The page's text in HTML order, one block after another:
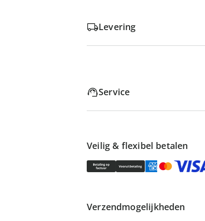
Levering
Service
Veilig & flexibel betalen
Verzendmogelijkheden